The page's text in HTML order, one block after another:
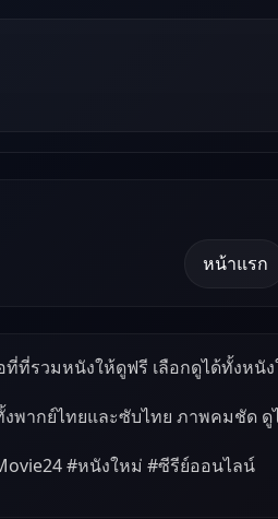
หน้าแรก
ที่ที่รวมหนังให้ดูฟรี เลือกดูได้ทั้งหนั
งพากย์ไทยและซับไทย ภาพคมชัด
#หนังใหม่ #ซีรีย์ออนไลน์